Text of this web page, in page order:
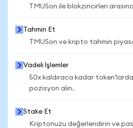
TMUSon ile blokzincirleri
Tahmin Et
TMUSon ve kripto tahmin
Vadeli İşlemler
50x kaldıraca kadar token'larda
pozisyon alın.
Stake Et
Kriptonuzu değerlendirin ve